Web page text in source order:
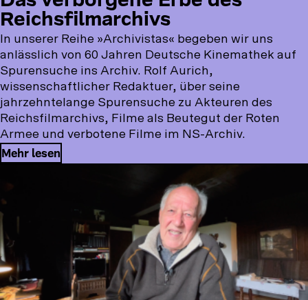
Reichsfilmarchivs
In unserer Reihe »Archivistas« begeben wir uns
anlässlich von 60 Jahren Deutsche Kinemathek auf
Spurensuche ins Archiv. Rolf Aurich,
wissenschaftlicher Redaktuer, über seine
jahrzehntelange Spurensuche zu Akteuren des
Reichsfilmarchivs, Filme als Beutegut der Roten
Armee und verbotene Filme im NS-Archiv.
Mehr lesen